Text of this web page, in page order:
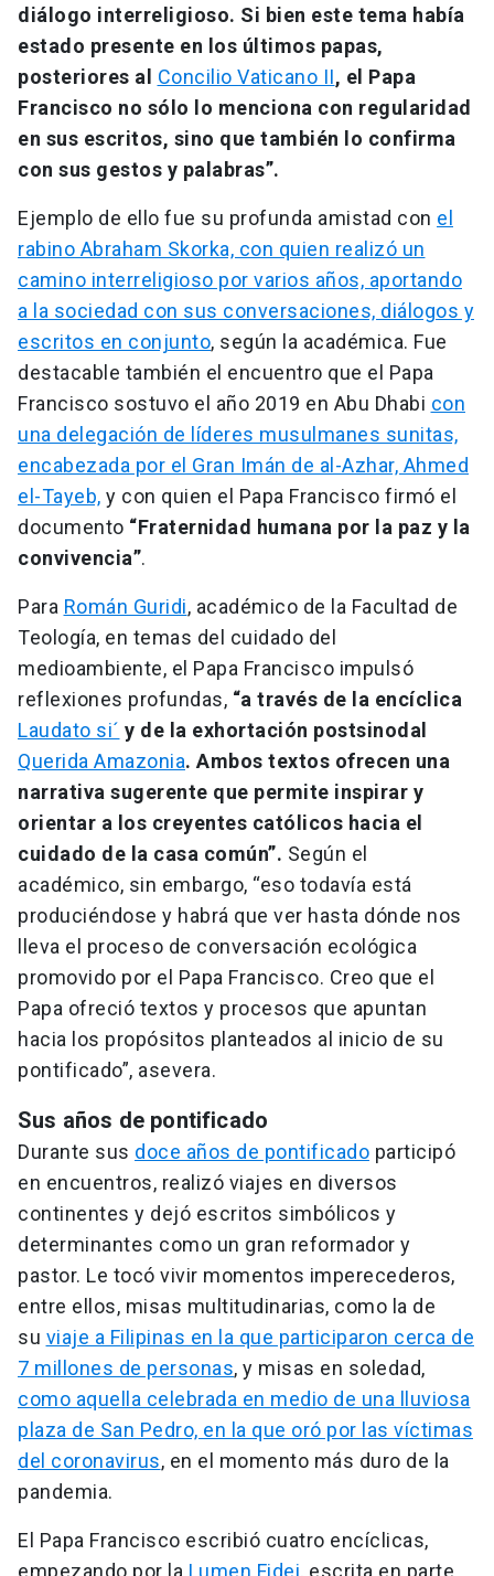
diálogo interreligioso. Si bien este tema había
estado presente en los últimos papas,
posteriores al Concilio Vaticano II, el Papa
Francisco no sólo lo menciona con regularidad
en sus escritos, sino que también lo confirma
con sus gestos y palabras”.
Ejemplo de ello fue su profunda amistad con el
rabino Abraham Skorka, con quien realizó un
camino interreligioso por varios años, aportando
a la sociedad con sus conversaciones, diálogos y
escritos en conjunto, según la académica. Fue
destacable también el encuentro que el Papa
Francisco sostuvo el año 2019 en Abu Dhabi con
una delegación de líderes musulmanes sunitas,
encabezada por el Gran Imán de al-Azhar, Ahmed
el-Tayeb, y con quien el Papa Francisco firmó el
documento “Fraternidad humana por la paz y la
convivencia”.
Para Román Guridi, académico de la Facultad de
Teología, en temas del cuidado del
medioambiente, el Papa Francisco impulsó
reflexiones profundas, “a través de la encíclica
Laudato si´ y de la exhortación postsinodal
Querida Amazonia. Ambos textos ofrecen una
narrativa sugerente que permite inspirar y
orientar a los creyentes católicos hacia el
cuidado de la casa común”. Según el
académico, sin embargo, “eso todavía está
produciéndose y habrá que ver hasta dónde nos
lleva el proceso de conversación ecológica
promovido por el Papa Francisco. Creo que el
Papa ofreció textos y procesos que apuntan
hacia los propósitos planteados al inicio de su
pontificado”, asevera.
Sus años de pontificado
Durante sus doce años de pontificado participó
en encuentros, realizó viajes en diversos
continentes y dejó escritos simbólicos y
determinantes como un gran reformador y
pastor. Le tocó vivir momentos imperecederos,
entre ellos, misas multitudinarias, como la de
su viaje a Filipinas en la que participaron cerca de
7 millones de personas, y misas en soledad,
como aquella celebrada en medio de una lluviosa
plaza de San Pedro, en la que oró por las víctimas
del coronavirus, en el momento más duro de la
pandemia.
El Papa Francisco escribió cuatro encíclicas,
empezando por la Lumen Fidei, escrita en parte